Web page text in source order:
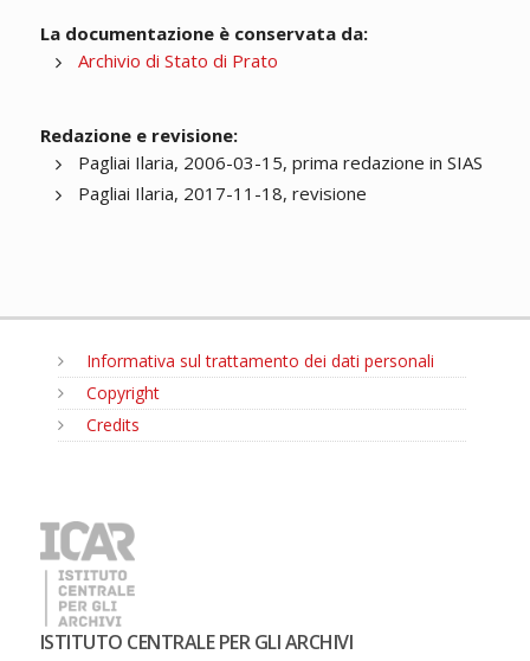
La documentazione è conservata da:
Archivio di Stato di Prato
Redazione e revisione:
Pagliai Ilaria, 2006-03-15, prima redazione in SIAS
Pagliai Ilaria, 2017-11-18, revisione
Informativa sul trattamento dei dati personali
Copyright
Credits
ISTITUTO CENTRALE PER GLI ARCHIVI